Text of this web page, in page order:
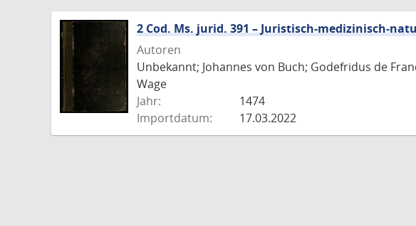
2 Cod. Ms. jurid. 391 – Juristisch-medizinisch-
Autoren
Unbekannt; Johannes von Buch; Godefridus de
Wage
Jahr:
1474
Importdatum:
17.03.2022